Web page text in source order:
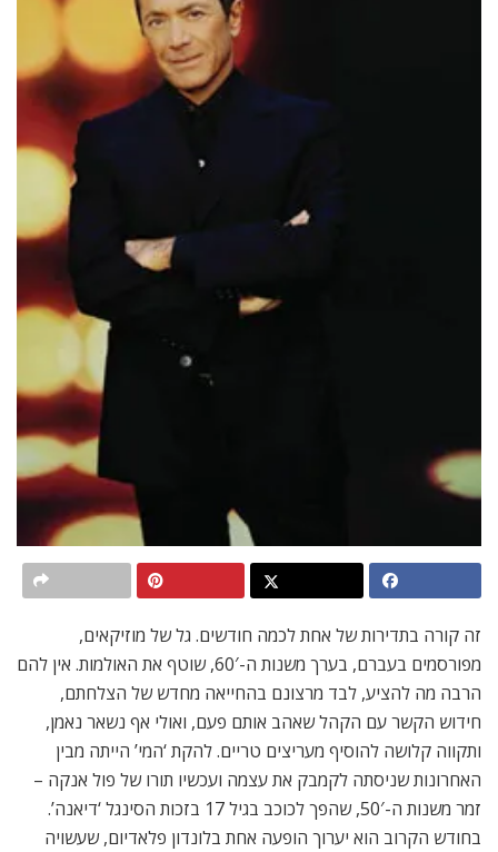
זה קורה בתדירות של אחת לכמה חודשים. גל של מוזיקאים,
מפורסמים בעברם, בערך משנות ה-60′, שוטף את האולמות. אין להם
הרבה מה להציע, לבד מרצונם בהחייאה מחדש של הצלחתם,
חידוש הקשר עם הקהל שאהב אותם פעם, ואולי אף נשאר נאמן,
ותקווה קלושה להוסיף מעריצים טריים. להקת ‘המי’ הייתה מבין
האחרונות שניסתה לקמבק את עצמה ועכשיו תורו של פול אנקה –
זמר משנות ה-50′, שהפך לכוכב בגיל 17 בזכות הסינגל ‘דיאנה’.
בחודש הקרוב הוא יערוך הופעה אחת בלונדון פלאדיום, שעשויה